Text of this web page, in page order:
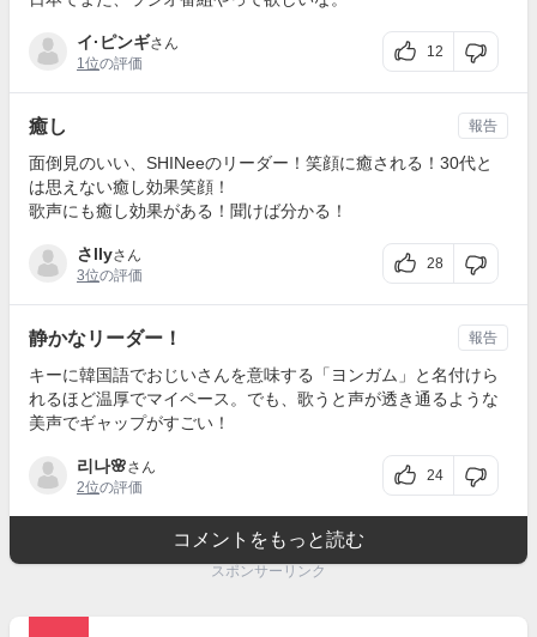
イ·ピンギさん
1位の評価
12
癒し
面倒見のいい、SHINeeのリーダー！笑顔に癒される！30代と
は思えない癒し効果笑顔！
歌声にも癒し効果がある！聞けば分かる！
さllyさん
3位の評価
28
報告
静かなリーダー！
キーに韓国語でおじいさんを意味する「ヨンガム」と名付けら
れるほど温厚でマイペース。でも、歌うと声が透き通るような
美声でギャップがすごい！
리나🌸さん
2位の評価
24
報告
コメントをもっと読む
スポンサーリンク